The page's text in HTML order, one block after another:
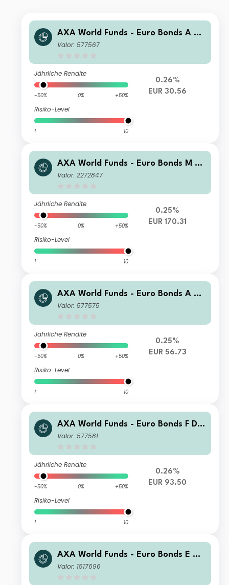
AXA World Funds - Euro Bonds A Dis
tribution EUR
Valor: 577567
Jährliche Rendite
-50% 0% +50%
Risiko-Level
1 10
0.26%
EUR 30.56
AXA World Funds - Euro Bonds M C
apitalisation EUR
Valor: 2272847
Jährliche Rendite
-50% 0% +50%
Risiko-Level
1 10
0.25%
EUR 170.31
AXA World Funds - Euro Bonds A Ca
pitalisation EUR
Valor: 577575
Jährliche Rendite
-50% 0% +50%
Risiko-Level
1 10
0.25%
EUR 56.73
AXA World Funds - Euro Bonds F Dis
tribution EUR
Valor: 577581
Jährliche Rendite
-50% 0% +50%
Risiko-Level
1 10
0.26%
EUR 93.50
AXA World Funds - Euro Bonds E Ca
pitalisation EUR
Valor: 1517696